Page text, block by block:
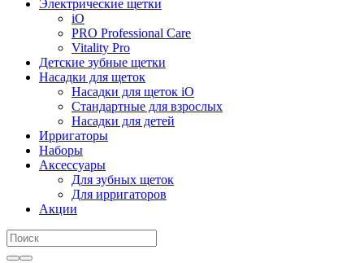
Электрические щетки
iO
PRO Professional Care
Vitality Pro
Детские зубные щетки
Насадки для щеток
Насадки для щеток iO
Стандартные для взрослых
Насадки для детей
Ирригаторы
Наборы
Аксессуары
Для зубных щеток
Для ирригаторов
Акции